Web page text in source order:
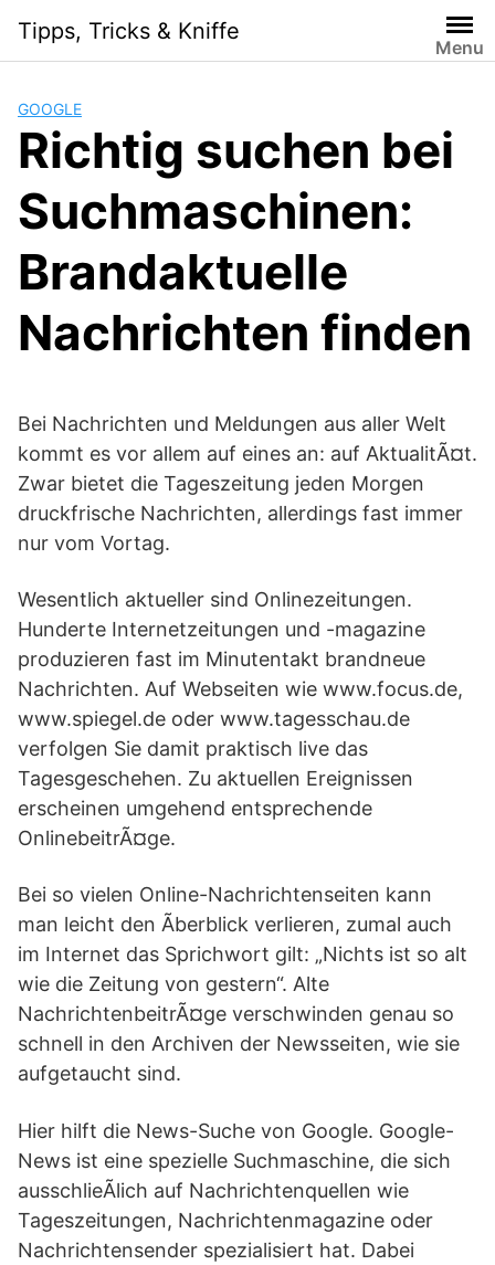
content
Tipps, Tricks & Kniffe
Menu
GOOGLE
Richtig suchen bei
Suchmaschinen:
Brandaktuelle
Nachrichten finden
Bei Nachrichten und Meldungen aus aller Welt
kommt es vor allem auf eines an: auf AktualitÃ¤t.
Zwar bietet die Tageszeitung jeden Morgen
druckfrische Nachrichten, allerdings fast immer
nur vom Vortag.
Wesentlich aktueller sind Onlinezeitungen.
Hunderte Internetzeitungen und -magazine
produzieren fast im Minutentakt brandneue
Nachrichten. Auf Webseiten wie www.focus.de,
www.spiegel.de oder www.tagesschau.de
verfolgen Sie damit praktisch live das
Tagesgeschehen. Zu aktuellen Ereignissen
erscheinen umgehend entsprechende
OnlinebeitrÃ¤ge.
Bei so vielen Online-Nachrichtenseiten kann
man leicht den Ãberblick verlieren, zumal auch
im Internet das Sprichwort gilt: „Nichts ist so alt
wie die Zeitung von gestern“. Alte
NachrichtenbeitrÃ¤ge verschwinden genau so
schnell in den Archiven der Newsseiten, wie sie
aufgetaucht sind.
Hier hilft die News-Suche von Google. Google-
News ist eine spezielle Suchmaschine, die sich
ausschlieÃlich auf Nachrichtenquellen wie
Tageszeitungen, Nachrichtenmagazine oder
Nachrichtensender spezialisiert hat. Dabei